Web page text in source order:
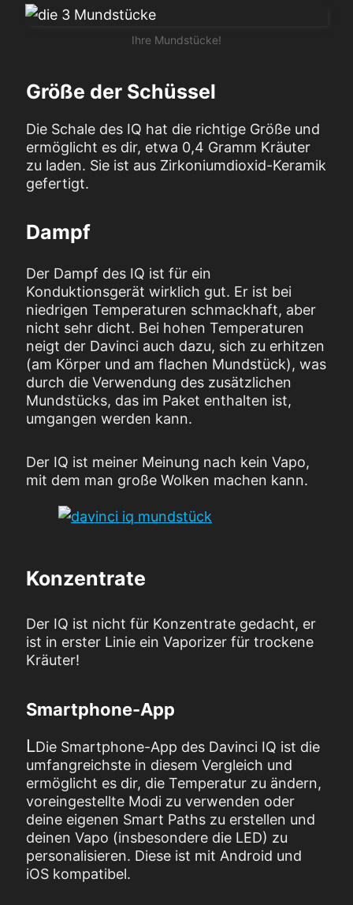
Ihre Mundstücke!
Größe der Schüssel
Die Schale des IQ hat die richtige Größe und
ermöglicht es dir, etwa 0,4 Gramm Kräuter
zu laden. Sie ist aus Zirkoniumdioxid-Keramik
gefertigt.
Dampf
Der Dampf des IQ ist für ein
Konduktionsgerät wirklich gut. Er ist bei
niedrigen Temperaturen schmackhaft, aber
nicht sehr dicht. Bei hohen Temperaturen
neigt der Davinci auch dazu, sich zu erhitzen
(am Körper und am flachen Mundstück), was
durch die Verwendung des zusätzlichen
Mundstücks, das im Paket enthalten ist,
umgangen werden kann.
Der IQ ist meiner Meinung nach kein Vapo,
mit dem man große Wolken machen kann.
Konzentrate
Der IQ ist nicht für Konzentrate gedacht, er
ist in erster Linie ein Vaporizer für trockene
Kräuter!
Smartphone-App
LDie Smartphone-App des Davinci IQ ist die
umfangreichste in diesem Vergleich und
ermöglicht es dir, die Temperatur zu ändern,
voreingestellte Modi zu verwenden oder
deine eigenen Smart Paths zu erstellen und
deinen Vapo (insbesondere die LED) zu
personalisieren. Diese ist mit Android und
iOS kompatibel.